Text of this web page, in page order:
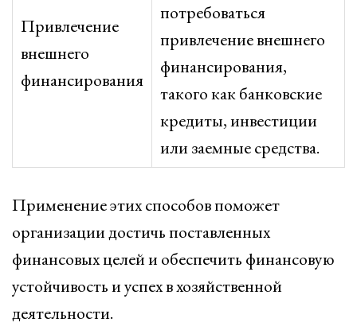
Привлечение
внешнего
финансирования
потребоваться
привлечение внешнего
финансирования,
такого как банковские
кредиты, инвестиции
или заемные средства.
Применение этих способов поможет
организации достичь поставленных
финансовых целей и обеспечить финансовую
устойчивость и успех в хозяйственной
деятельности.